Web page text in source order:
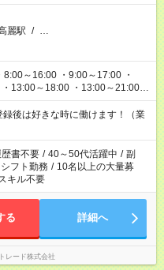
麗駅 / …
13:00～18:00 ・13:00～21:00
！
録後は好きな時に働けます！（業
歴書不要 / 40～50代活躍中 / 副
シフト勤務 / 10名以上の大量募
キル不要
る 詳細へ
レード株式会社